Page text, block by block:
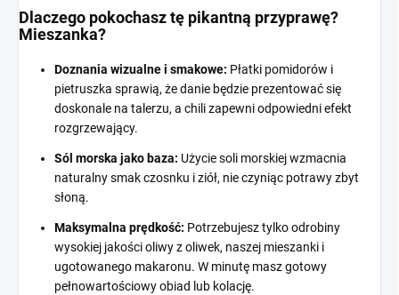
Dlaczego pokochasz tę pikantną przyprawę?
Mieszanka?
Doznania wizualne i smakowe: Płatki pomidorów i
pietruszka sprawią, że danie będzie prezentować się
doskonale na talerzu, a chili zapewni odpowiedni efekt
rozgrzewający.
Sól morska jako baza: Użycie soli morskiej wzmacnia
naturalny smak czosnku i ziół, nie czyniąc potrawy zbyt
słoną.
Maksymalna prędkość: Potrzebujesz tylko odrobiny
wysokiej jakości oliwy z oliwek, naszej mieszanki i
ugotowanego makaronu. W minutę masz gotowy
pełnowartościowy obiad lub kolację.